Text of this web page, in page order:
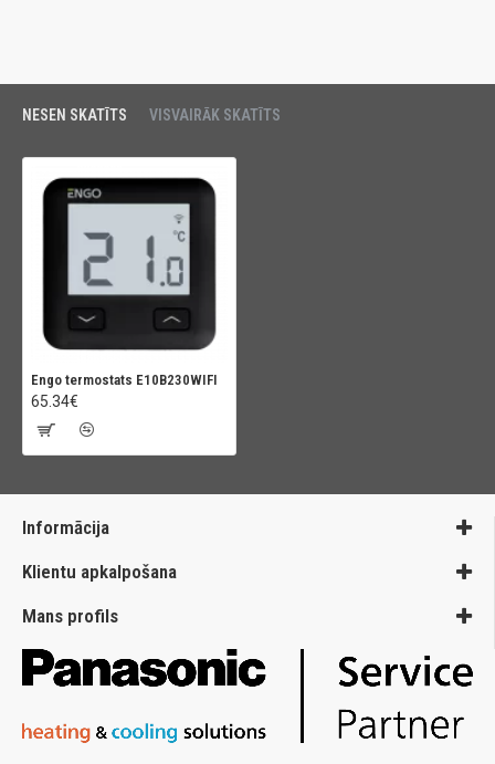
NESEN SKATĪTS VISVAIRĀK SKATĪTS
Engo termostats E10B230WIFI
65.34€
Informācija
Klientu apkalpošana
Mans profils